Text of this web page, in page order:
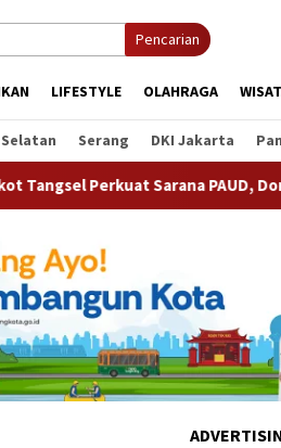
Pencarian
LIFESTYLE OLAHRAGA
Serang DKI Jakarta
PAUD, Dorong Partisipasi